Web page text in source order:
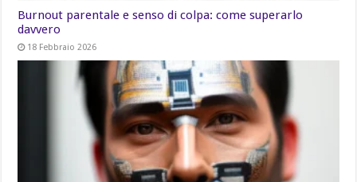
Burnout parentale e senso di colpa: come superarlo
davvero
18 Febbraio 2026